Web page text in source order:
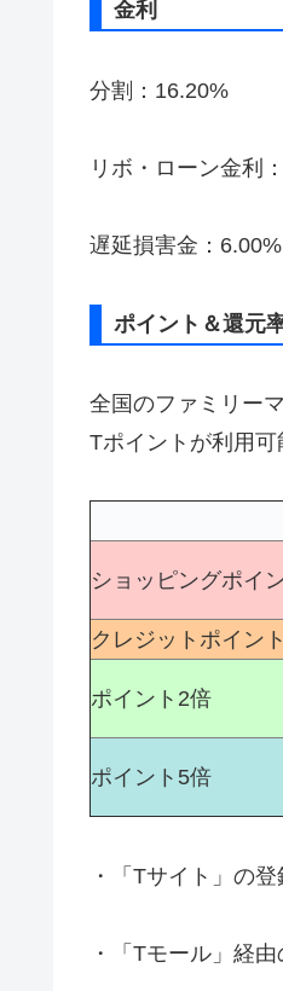
金利
分割：16.20%
リボ・ローン金利
遅延損害金：
ポイント＆還元
全国のファミリー
Tポイントが利用可
ショッピングポイ
クレジットポイント
ポイント2倍
ポイント5倍
・「Tサイト」の
・「Tモール」経